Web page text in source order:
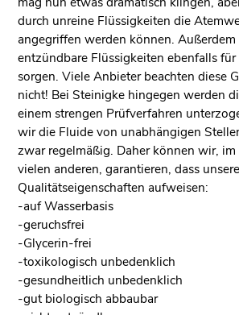
durch unreine Flüssigkeiten die
angegriffen werden können.
entzündbare Flüssigkeiten ebenfalls
sorgen. Viele Anbieter beachten diese
nicht! Bei Steinigke hingegen werden
einem strengen Prüfverfahren
wir die Fluide von unabhängigen
zwar regelmäßig. Daher können wir, im
vielen anderen, garantieren, dass
Qualitätseigenschaften aufweisen:
-auf Wasserbasis
-geruchsfrei
-Glycerin-frei
-toxikologisch unbedenklich
-gesundheitlich unbedenklich
-gut biologisch abbaubar